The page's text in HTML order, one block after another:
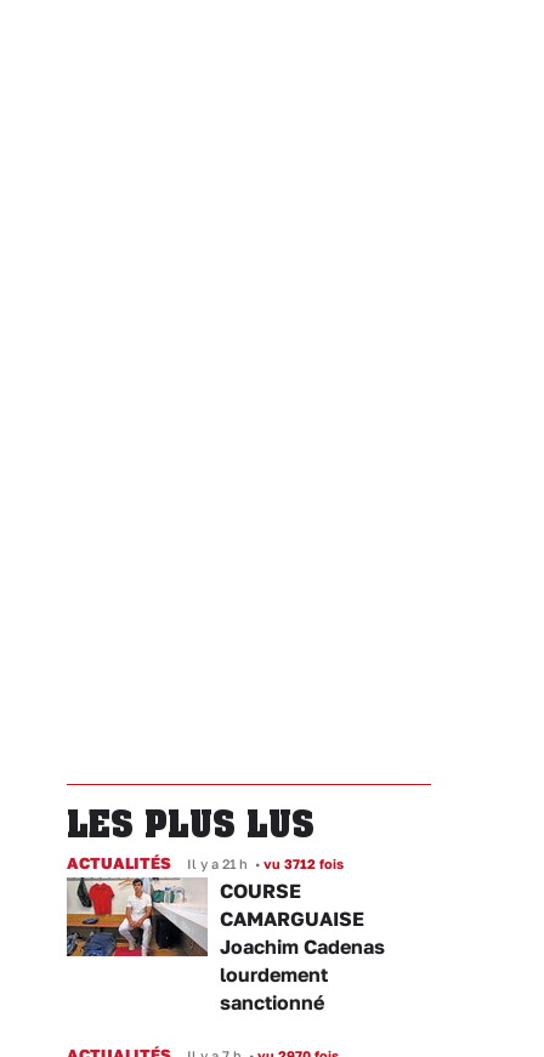
LES PLUS LUS
ACTUALITÉS Il y a 21 h • vu 3712 fois
COURSE
CAMARGUAISE
Joachim Cadenas
lourdement
sanctionné